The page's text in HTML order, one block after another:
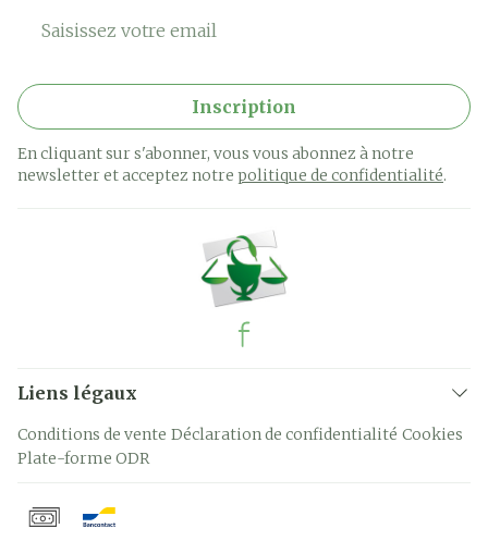
Adresse mail
Inscription
En cliquant sur s'abonner, vous vous abonnez à notre
newsletter et acceptez notre politique de confidentialité.
Liens légaux
Conditions de vente Déclaration de confidentialité Cookies
Plate-forme ODR